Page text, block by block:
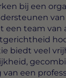
bij een
een team van
biedt veel
een